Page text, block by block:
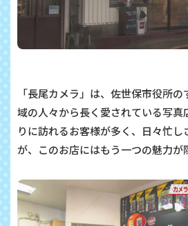
「長尾カメラ」は、佐世保市役所
域の人々から長く愛されている写真
りに訪れるお客様が多く、日々忙し
が、このお店にはもう一つの魅力が